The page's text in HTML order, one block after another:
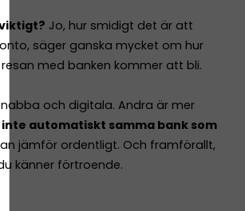
Jo, hur smidigt det är att
säger ganska mycket om hur
med banken kommer att bli.
och digitala. Andra är mer
inte automatiskt samma bank som
jämför ordentligt. Och framförallt,
känner förtroende.